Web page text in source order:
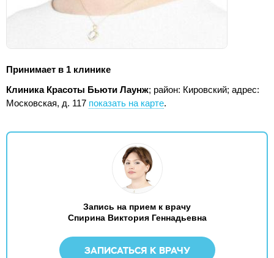
Принимает в 1 клинике
Клиника Красоты Бьюти Лаунж; район: Кировский; адрес:
Московская, д. 117 показать на карте.
Запись на прием к врачу
Спирина Виктория Геннадьевна
ЗАПИСАТЬСЯ К ВРАЧУ